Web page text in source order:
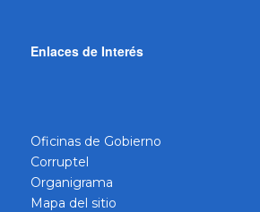
Enlaces de Interés
Oficinas de Gobierno
Corruptel
Organigrama
Mapa del sitio